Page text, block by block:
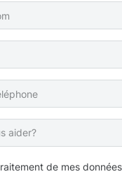
de mes